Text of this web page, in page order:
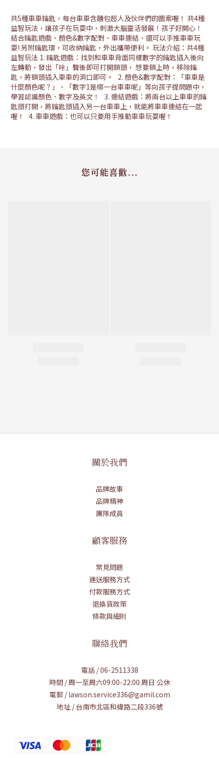
共5種車車鑰匙，每台車車含麵包超人及伙伴們的圖案喔！ 共4種
益智玩法，讓孩子在玩耍中，刺激大腦靈活發展！孩子好開心！
結合鑰匙遊戲、顏色&數字配對、車車連結、還可以手推車車玩
耍! 另附鑰匙環，可收納鑰匙，外出攜帶便利。 玩法介紹：共4種
益智玩法 1. 鑰匙遊戲：找到和車車背面同樣數字的鑰匙插入後向
左轉動，發出「咔」聲後即可打開鎖頭， 想要鎖上時，移除鑰
匙，將鎖頭插入車車的洞口即可。 2. 顏色&數字配對：「車車是
什麼顏色呢？」、「數字1是哪一台車車呢」等向孩子提問題中，
學習認識顏色、數字及英文！ 3. 連結遊戲：將兩台以上車車的鑰
匙頭打開，將鑰匙頭插入另一台車車上，就能將車車連結在一起
喔！ 4. 車車遊戲：也可以只要用手推動車車玩耍喔！
您可能喜歡...
關於我們
品牌故事
品牌精神
團隊成員
顧客服務
常見問題
運送服務方式
付款服務方式
退換貨政策
條款與細則
聯絡我們
電話 / 06-2511338
時間 / 周一至周六09:00-22:00 周日 公休
電郵 / lawson.service336@gamil.com
地址 / 台南市北區和緯路二段336號